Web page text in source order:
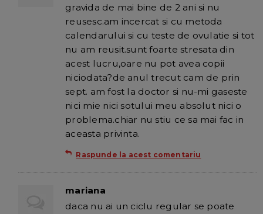
gravida de mai bine de 2 ani si nu
reusesc.am incercat si cu metoda
calendarului si cu teste de ovulatie si tot
nu am reusit.sunt foarte stresata din
acest lucru,oare nu pot avea copii
niciodata?de anul trecut cam de prin
sept. am fost la doctor si nu-mi gaseste
nici mie nici sotului meu absolut nici o
problema.chiar nu stiu ce sa mai fac in
aceasta privinta.
Raspunde la acest comentariu
mariana
daca nu ai un ciclu regular se poate